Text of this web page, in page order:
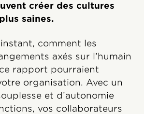
créer des cultures
saines.
comment les
axés sur l’humain
rapport pourraient
organisation. Avec un
et d’autonomie
vos collaborateurs